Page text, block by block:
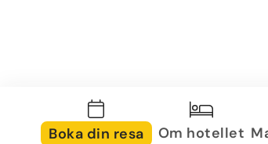
Boka din resa Om hotellet